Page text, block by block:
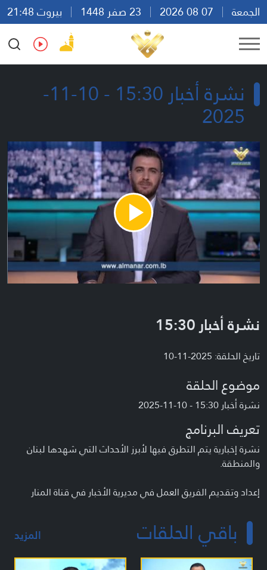
الجمعة
بيروت 21:48
Ar
En Fr Es
نشرة أخبار 15:30 - 10-11-
2025
Play
Video
نشرة أخبار 15:30
تاريخ الحلقة: 2025-11-10
موضوع الحلقة
نشرة أخبار 15:30 - 10-11-2025
تعريف البرنامج
نشرة إخبارية يتم التطرق فيها لأبرز الأحداث التي شهدها لبنان
والمنطقة.
إعداد وتقديم الفريق العمل في مديرية الأخبار في قناة المنار
باقي الحلقات المزيد